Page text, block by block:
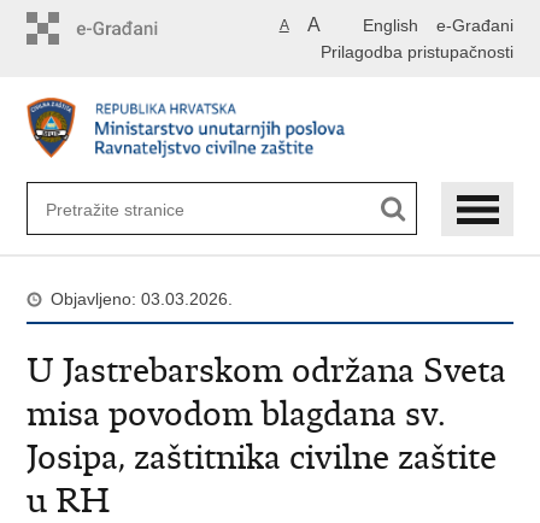
English e-Građani
A A
Prilagodba pristupačnosti
Objavljeno: 03.03.2026.
U Jastrebarskom održana Sveta
misa povodom blagdana sv.
Josipa, zaštitnika civilne zaštite
u RH